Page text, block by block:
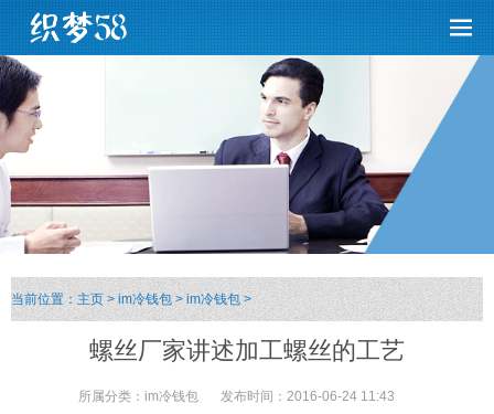
当前位置：主页 > im冷钱包>im冷钱包 >
螺丝厂家讲述加工螺丝的工艺
所属分类： im冷钱包 发布时间： 2016-06-24 11:43